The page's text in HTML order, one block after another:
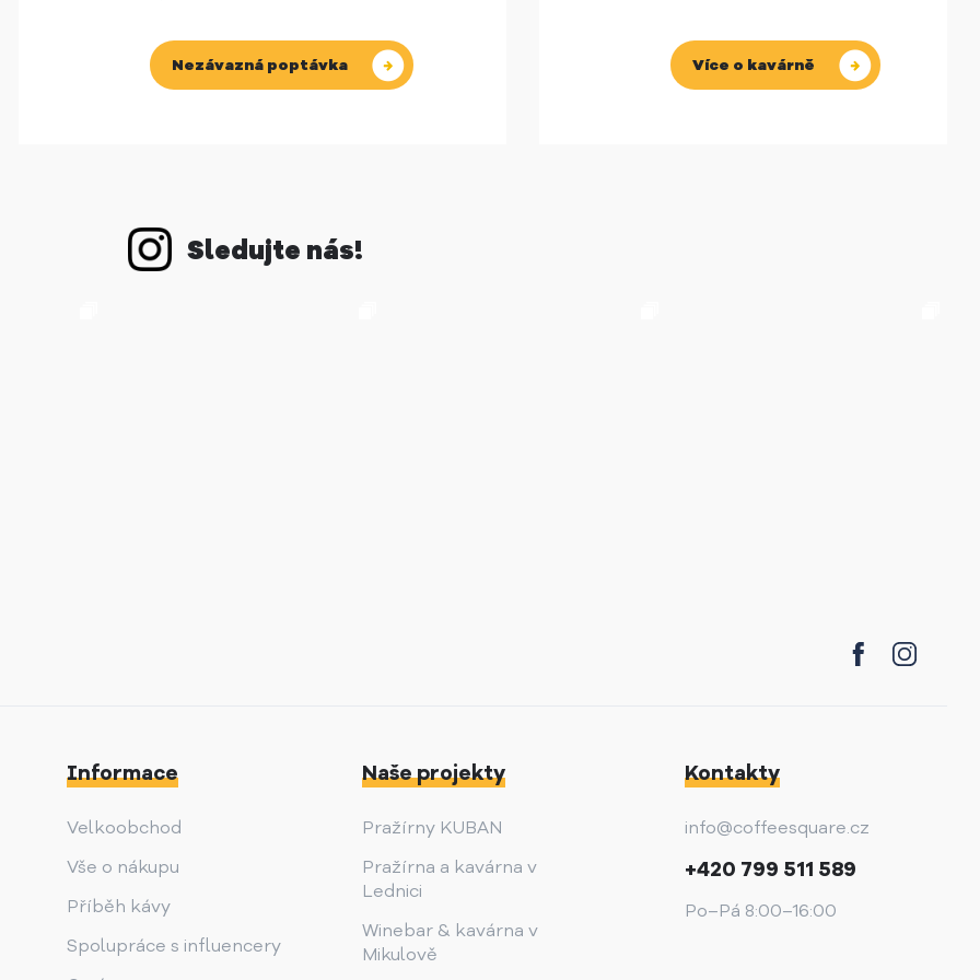
Nezávazná poptávka Více o kavárně
Sledujte nás!
Informace
Velkoobchod
Vše o nákupu
Příběh kávy
Spolupráce s influencery
Naše projekty
Pražírny KUBAN
Pražírna a kavárna v
Lednici
Winebar & kavárna v
Mikulově
Kontakty
info@coffeesquare.cz
+420 799 511 589
Po–Pá 8:00–16:00